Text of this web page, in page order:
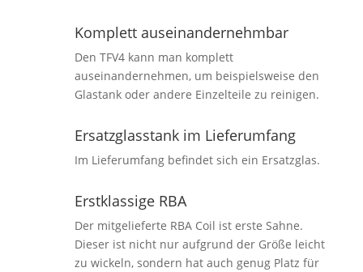
Komplett auseinandernehmbar
Den TFV4 kann man komplett
auseinandernehmen, um beispielsweise den
Glastank oder andere Einzelteile zu reinigen.
Ersatzglasstank im Lieferumfang
Im Lieferumfang befindet sich ein Ersatzglas.
Erstklassige RBA
Der mitgelieferte RBA Coil ist erste Sahne.
Dieser ist nicht nur aufgrund der Größe leicht
zu wickeln, sondern hat auch genug Platz für